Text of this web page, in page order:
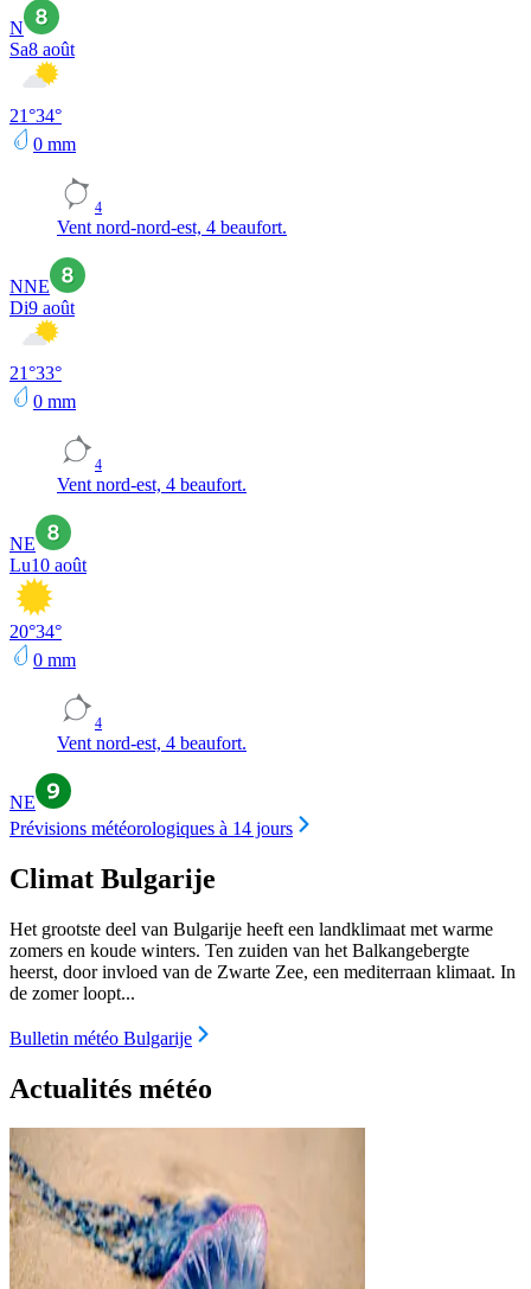
N
Sa8 août
21°34°
0 mm
4
Vent nord-nord-est, 4 beaufort.
NNE
Di9 août
21°33°
0 mm
4
Vent nord-est, 4 beaufort.
NE
Lu10 août
20°34°
0 mm
4
Vent nord-est, 4 beaufort.
NE
Prévisions météorologiques à 14 jours
Climat Bulgarije
Het grootste deel van Bulgarije heeft een landklimaat met warme
zomers en koude winters. Ten zuiden van het Balkangebergte
heerst, door invloed van de Zwarte Zee, een mediterraan klimaat. In
de zomer loopt...
Bulletin météo Bulgarije
Actualités météo